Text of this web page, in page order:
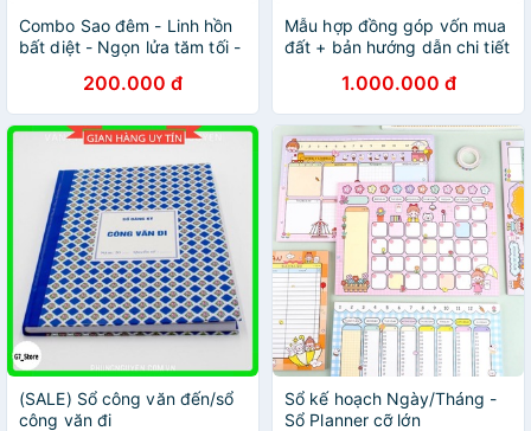
Combo Sao đêm - Linh hồn
bất diệt - Ngọn lửa tăm tối -
200.000 đ
Mẫu hợp đồng góp vốn mua
đất + bản hướng dẫn chi tiết
1.000.000 đ
(SALE) Sổ công văn đến/sổ
công văn đi
Sổ kế hoạch Ngày/Tháng -
Sổ Planner cỡ lớn